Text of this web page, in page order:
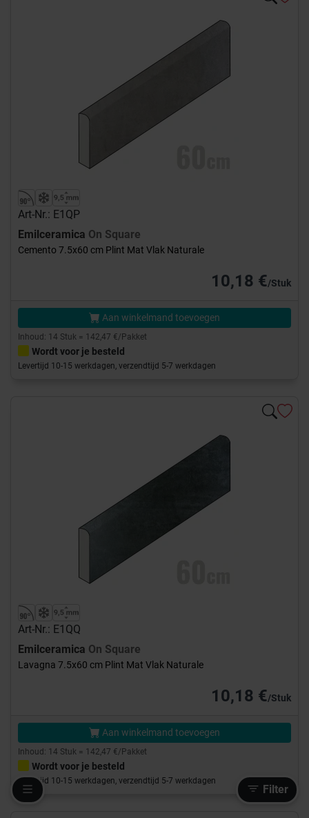
Filter
Art-Nr.: E1QP
Emilceramica On Square
Cemento 7.5x60 cm Plint Mat Vlak Naturale
10,18 €/Stuk
Aan winkelmand toevoegen
Inhoud: 14 Stuk = 142,47 €/Pakket
Wordt voor je besteld
Levertijd 10-15 werkdagen, verzendtijd 5-7 werkdagen
Art-Nr.: E1QQ
Emilceramica On Square
Lavagna 7.5x60 cm Plint Mat Vlak Naturale
10,18 €/Stuk
Aan winkelmand toevoegen
Inhoud: 14 Stuk = 142,47 €/Pakket
Wordt voor je besteld
Levertijd 10-15 werkdagen, verzendtijd 5-7 werkdagen